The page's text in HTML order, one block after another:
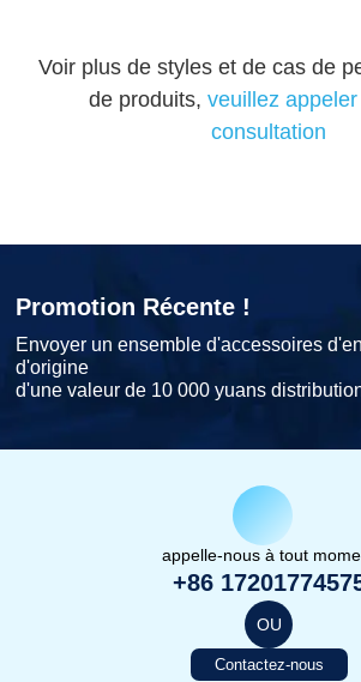
Voir plus de styles et de cas de
de produits, veuillez
consultation
Promotion Récente !
Envoyer un ensemble d'accessoires
d'origine
d'une valeur de 10 000 yuans
appelle-nous à tout
+86
OU
Contactez-nous